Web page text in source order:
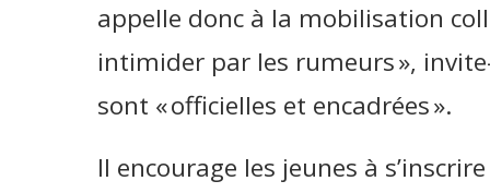
appelle donc à la mobilisation
intimider par les rumeurs »,
sont « officielles et encadrées ».
Il encourage les jeunes à